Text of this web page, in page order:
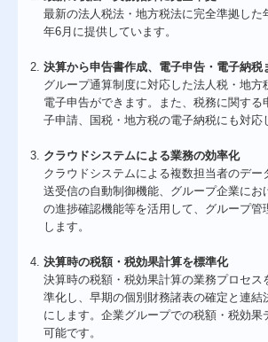
最新の法人税法・地方税法に完全準拠した
年6月に提供しています。
決算から申告書作成、電子申告・電子納税
グループ通算制度に対応した法人税・地方
電子申告ができます。また、税務に関する
子申請、国税・地方税の電子納税にも対応
クラウドシステムによる業務の効率化
クラウドシステムによる複数担当者のデー
送受信の自動制御機能、グループ企業にお
の進捗確認機能等を活用して、グループ管
します。
決算時の税額・税効果計算を標準化
決算時の税額・税効果計算の業務プロセス
準化し、早期の個別財務諸表の確定と連結
にします。企業グループでの税額・税効果
可能です。